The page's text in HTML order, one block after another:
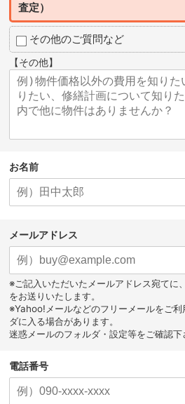
査定）
その他のご質問など
【その他】
お名前
メールアドレス
※ご記入いただいたメールアドレス宛てに
をお送りいたします。
※Yahoo!メールなどのフリーメールをご
ダに入る場合があります。
迷惑メールのフォルダ・設定等をご確認下
電話番号